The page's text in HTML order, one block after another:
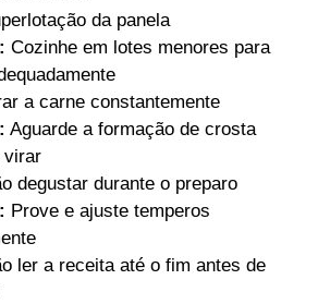
da panela
Cozinhe em lotes menores para
a carne constantemente
Aguarde a formação de crosta
virar
degustar durante o preparo
Prove e ajuste temperos
ler a receita até o fim antes de